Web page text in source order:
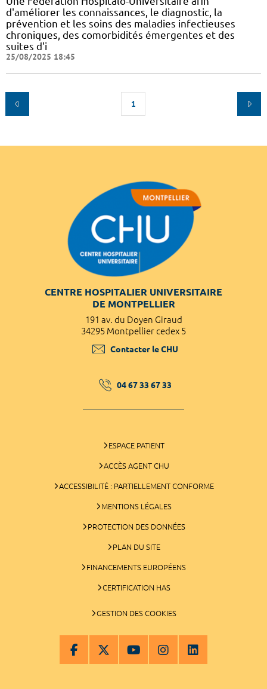
d'améliorer les connaissances, le diagnostic, la
prévention et les soins des maladies infectieuses
chroniques, des comorbidités émergentes et des
suites d'i
25/08/2025 18:45
1
CENTRE HOSPITALIER UNIVERSITAIRE
DE MONTPELLIER
191 av. du Doyen Giraud
34295 Montpellier cedex 5
Contacter le CHU
04 67 33 67 33
ESPACE PATIENT
ACCÈS AGENT CHU
ACCESSIBILITÉ : PARTIELLEMENT CONFORME
MENTIONS LÉGALES
PROTECTION DES DONNÉES
PLAN DU SITE
FINANCEMENTS EUROPÉENS
CERTIFICATION HAS
GESTION DES COOKIES